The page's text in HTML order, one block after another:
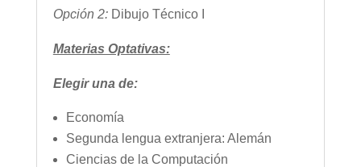
Opción 2: Dibujo Técnico I
Materias Optativas:
Elegir una de:
Economía
Segunda lengua extranjera: Alemán
Ciencias de la Computación